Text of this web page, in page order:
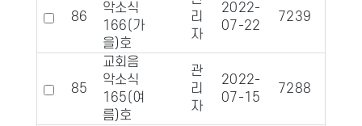
86
악소식
166(가
을)호
리
자
2022-
07-22
7239
85
교회음
악소식
165(여
름)호
관
리
자
2022-
07-15
7288